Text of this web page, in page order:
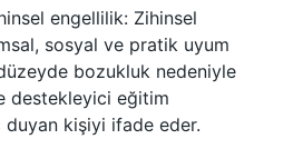
engellilik: Zihinsel
sosyal ve pratik uyum
bozukluk nedeniyle
destekleyici eğitim
kişiyi ifade eder.